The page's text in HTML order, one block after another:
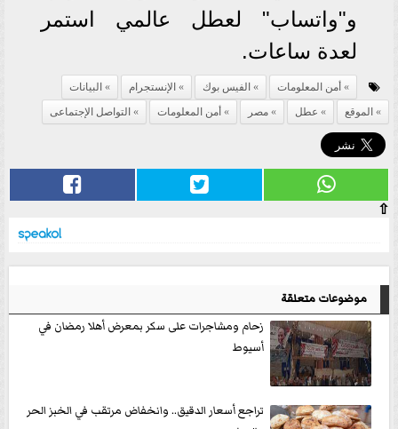
و"واتساب" لعطل عالمي استمر
لعدة ساعات.
أمن المعلومات الفيس بوك الإنستجرام
البيانات
الموقع
عطل مصر أمن المعلومات التواصل الإجتماعى
⇧
موضوعات متعلقة
زحام ومشاجرات على سكر بمعرض أهلا رمضان في
أسيوط
تراجع أسعار الدقيق.. وانخفاض مرتقب في الخبز الحر